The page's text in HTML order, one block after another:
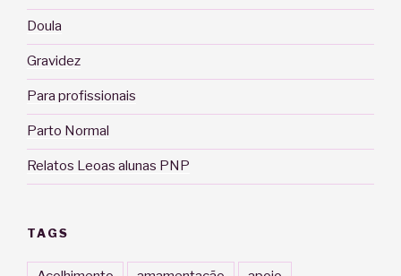
Doula
Gravidez
Para profissionais
Parto Normal
Relatos Leoas alunas PNP
TAGS